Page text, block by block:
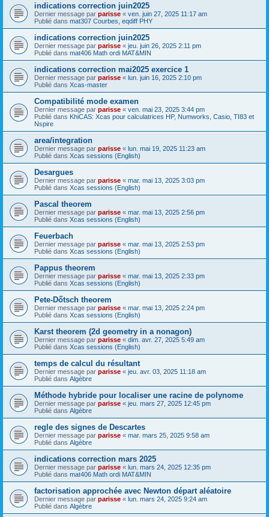
indications correction juin2025
Dernier message par parisse « ven. juin 27, 2025 11:17 am
Publié dans mat307 Courbes, eqdiff PHY
indications correction juin2025
Dernier message par parisse « jeu. juin 26, 2025 2:11 pm
Publié dans mat406 Math ordi MAT&MIN
indications correction mai2025 exercice 1
Dernier message par parisse « lun. juin 16, 2025 2:10 pm
Publié dans Xcas-master
Compatibilité mode examen
Dernier message par parisse « ven. mai 23, 2025 3:44 pm
Publié dans KhiCAS: Xcas pour calculatrices HP, Numworks, Casio, TI83 et
Nspire
area/integration
Dernier message par parisse « lun. mai 19, 2025 11:23 am
Publié dans Xcas sessions (English)
Desargues
Dernier message par parisse « mar. mai 13, 2025 3:03 pm
Publié dans Xcas sessions (English)
Pascal theorem
Dernier message par parisse « mar. mai 13, 2025 2:56 pm
Publié dans Xcas sessions (English)
Feuerbach
Dernier message par parisse « mar. mai 13, 2025 2:53 pm
Publié dans Xcas sessions (English)
Pappus theorem
Dernier message par parisse « mar. mai 13, 2025 2:33 pm
Publié dans Xcas sessions (English)
Pete-Dőtsch theorem
Dernier message par parisse « mar. mai 13, 2025 2:24 pm
Publié dans Xcas sessions (English)
Karst theorem (2d geometry in a nonagon)
Dernier message par parisse « dim. avr. 27, 2025 5:49 am
Publié dans Xcas sessions (English)
temps de calcul du résultant
Dernier message par parisse « jeu. avr. 03, 2025 11:18 am
Publié dans Algèbre
Méthode hybride pour localiser une racine de polynome
Dernier message par parisse « jeu. mars 27, 2025 12:45 pm
Publié dans Algèbre
regle des signes de Descartes
Dernier message par parisse « mar. mars 25, 2025 9:58 am
Publié dans Algèbre
indications correction mars 2025
Dernier message par parisse « lun. mars 24, 2025 12:35 pm
Publié dans mat406 Math ordi MAT&MIN
factorisation approchée avec Newton départ aléatoire
Dernier message par parisse « lun. mars 24, 2025 9:24 am
Publié dans Algèbre